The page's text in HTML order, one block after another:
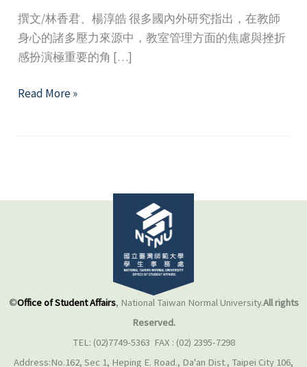
撰文/林香君、楊淳皓 很多國內外研究指出，在教師
身心的諸多壓力來源中，教室管理方面的焦慮與挫折
感扮演極重要的角 […]
教
Read More »
©Office of Student Affairs, National Taiwan Normal University.All rights
Reserved.
TEL: (02)7749-5363 FAX : (02) 2395-7298
Address:No.162, Sec 1, Heping E. Road., Da'an Dist., Taipei City 106,